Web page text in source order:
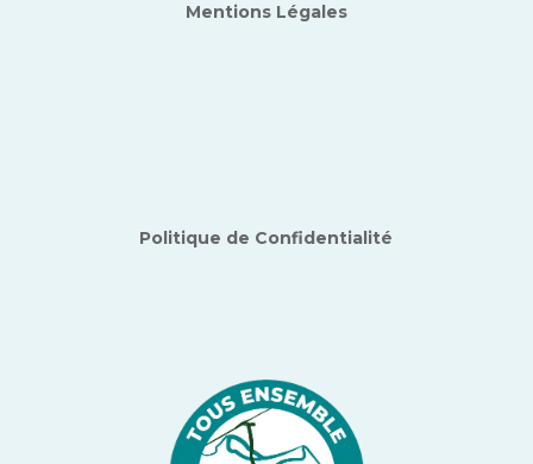
Mentions Légales
Politique de Confidentialité